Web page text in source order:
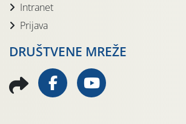
Intranet
Prijava
DRUŠTVENE MREŽE